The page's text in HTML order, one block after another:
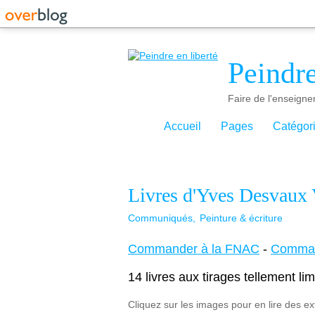
Faire de
Accueil Pages
Livres d'Yves Desvaux
Communiqués Peinture & écriture
Commander à la FNAC -
14 livres aux tirages tellement
Cliquez sur les images pour en lire des